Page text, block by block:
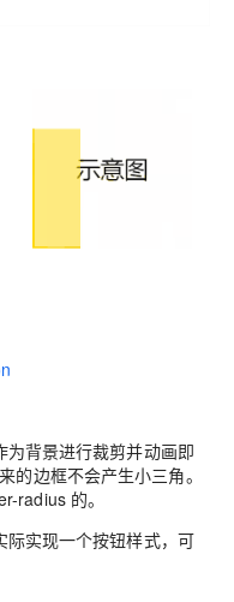
背景进行裁剪并动画即
的边框不会产生小三角。
radius 的。
实现一个按钮样式，可